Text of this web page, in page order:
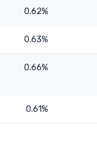
0.62%
0.63%
0.66%
0.61%